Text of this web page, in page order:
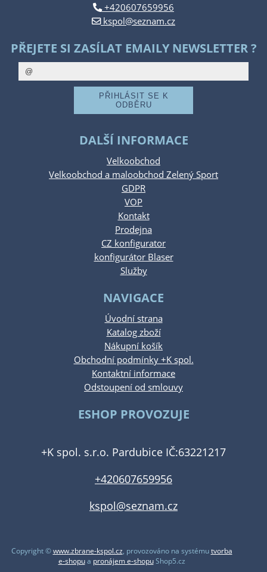
+420607659956
kspol@seznam.cz
PŘEJETE SI ZASÍLAT EMAILY NEWSLETTER ?
DALŠÍ INFORMACE
Velkoobchod
Velkoobchod a maloobchod Zelený Sport
GDPR
VOP
Kontakt
Prodejna
CZ konfigurator
konfigurátor Blaser
Služby
NAVIGACE
Úvodní strana
Katalog zboží
Nákupní košík
Obchodní podmínky +K spol.
Kontaktní informace
Odstoupení od smlouvy
ESHOP PROVOZUJE
+K spol. s.r.o. Pardubice IČ:63221217
+420607659956
kspol@seznam.cz
Copyright ©www.zbrane-kspol.cz, provozováno na systémutvorba
e-shopua pronájem e-shopuShop5.cz